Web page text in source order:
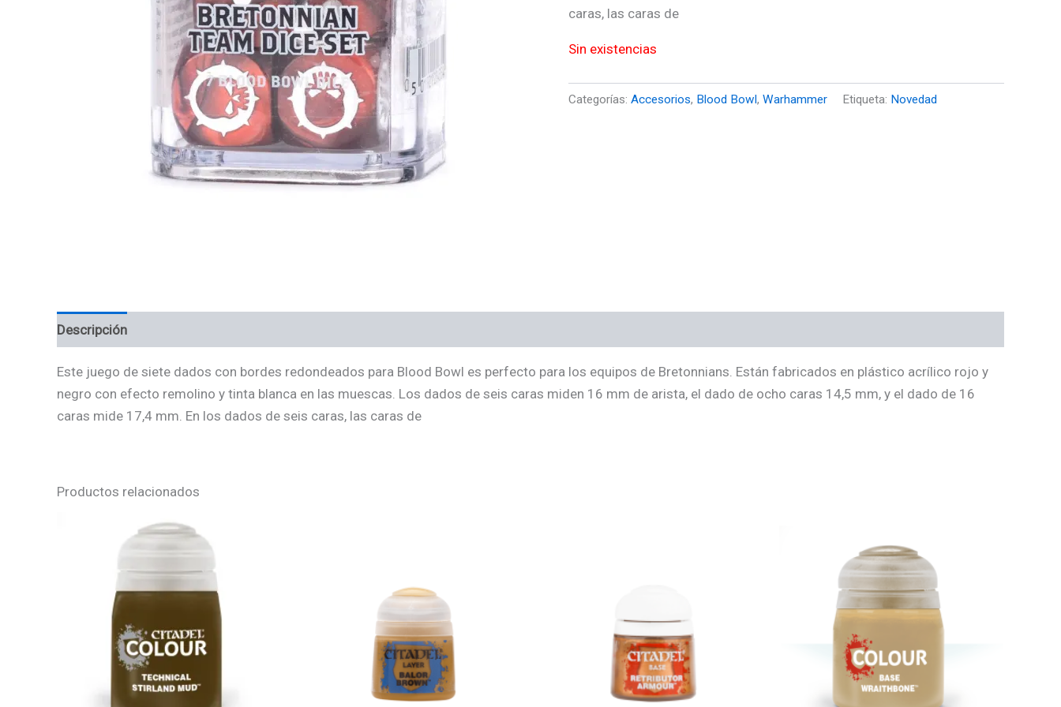
caras, las caras de
Sin existencias
Categorías: Accesorios, Blood Bowl, Warhammer Etiqueta: Novedad
Descripción
Este juego de siete dados con bordes redondeados para Blood Bowl es perfecto para los equipos de Bretonnians. Están fabricados en plástico acrílico rojo y
negro con efecto remolino y tinta blanca en las muescas. Los dados de seis caras miden 16 mm de arista, el dado de ocho caras 14,5 mm, y el dado de 16
caras mide 17,4 mm. En los dados de seis caras, las caras de
Productos relacionados